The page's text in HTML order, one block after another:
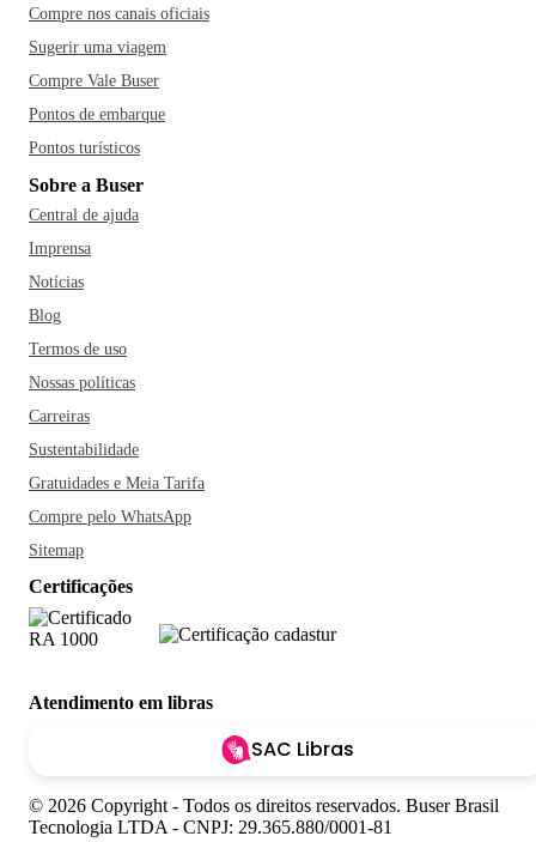
Compre nos canais oficiais
Sugerir uma viagem
Compre Vale Buser
Pontos de embarque
Pontos turísticos
Sobre a Buser
Central de ajuda
Imprensa
Notícias
Blog
Termos de uso
Nossas políticas
Carreiras
Sustentabilidade
Gratuidades e Meia Tarifa
Compre pelo WhatsApp
Sitemap
Certificações
Atendimento em libras
SAC Libras
© 2026 Copyright - Todos os direitos reservados. Buser Brasil
Tecnologia LTDA - CNPJ: 29.365.880/0001-81